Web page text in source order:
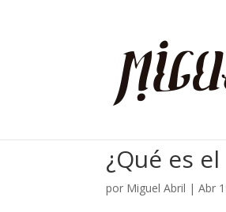
¿Qué es el
por Miguel Abril |Abr